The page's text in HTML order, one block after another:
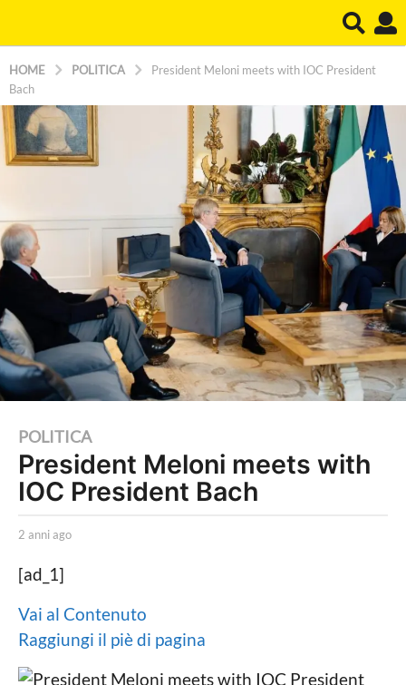
HOME POLITICA
President Meloni meets with IOC President
Bach
2
a
n
i
a
g
o
2
a
POLITICA
President Meloni meets with
IOC President Bach
b
L
a
P
o
l
t
2 anni ago
a
g
[ad_1]
Vai al Contenuto
Raggiungi il piè di pagina